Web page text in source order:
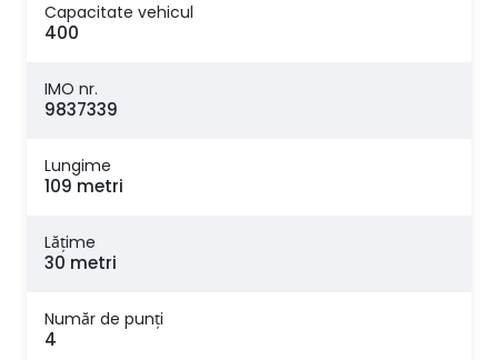
Capacitate vehicul
400
IMO nr.
9837339
Lungime
109 metri
Lăţime
30 metri
Număr de punți
4